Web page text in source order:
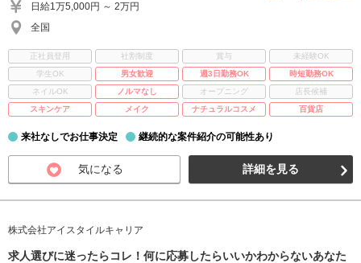
日給1万5,000円 ～ 2万円
全国
正社員登用 社割制度 賞与
未経験OK
学生OK
男女歓迎 週3日勤務OK
時短勤務OK
ネイルOK
ノルマなし オープニング
店長候補
スキンケア
メイク ナチュラルコスメ 百貨店
来社なしでお仕事決定 継続的な案件紹介の可能性あり
気になる 詳細を見る
株式会社アイスタイルキャリア
求人選びに迷ったらコレ！何に応募したらいいかわからないあなた